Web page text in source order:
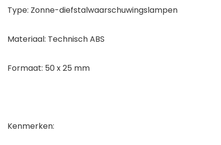
Type: Zonne-diefstalwaarschuwingslampen
Materiaal: Technisch ABS
Formaat: 50 x 25 mm
Kenmerken: